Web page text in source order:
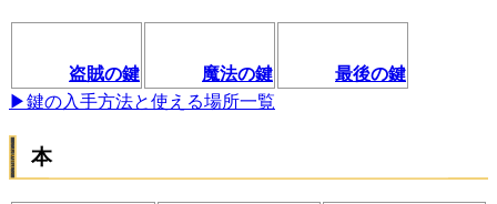
盗賊の鍵 魔法の鍵
最後の鍵
▶鍵の入手方法と使える場所一覧
本